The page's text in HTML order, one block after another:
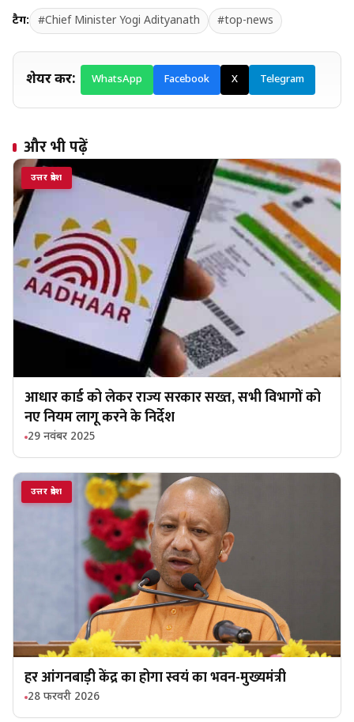
टैग: #Chief Minister Yogi Adityanath #top-news
शेयर करें: WhatsApp Facebook X Telegram
और भी पढ़ें
उत्तर प्रदेश
आधार कार्ड को लेकर राज्य सरकार सख्त, सभी विभागों को
नए नियम लागू करने के निर्देश
29 नवंबर 2025
उत्तर प्रदेश
हर आंगनबाड़ी केंद्र का होगा स्वयं का भवन-मुख्यमंत्री
28 फरवरी 2026